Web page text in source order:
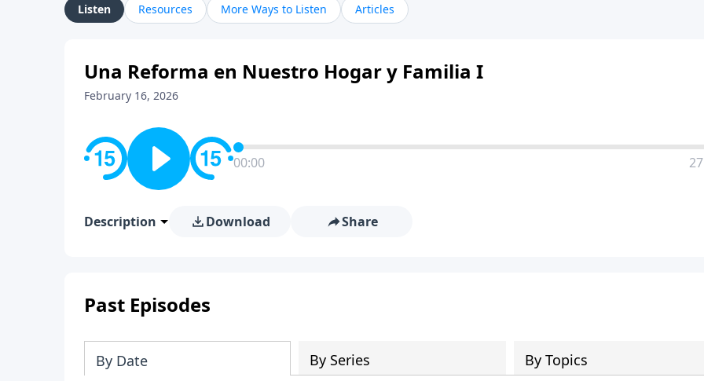
Listen Resources More Ways to Listen Articles
Una Reforma en Nuestro Hogar y Familia I
February 16, 2026
00:00
Description Download Share
Past Episodes
By Date By Series By Topics